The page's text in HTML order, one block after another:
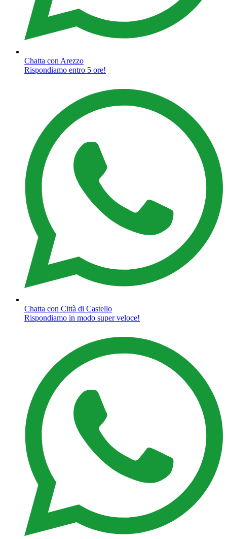
Chatta con Arezzo
Rispondiamo entro 5 ore!
Chatta con Città di Castello
Rispondiamo in modo super veloce!